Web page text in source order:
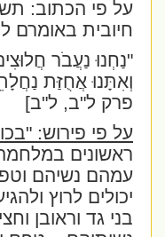
על פי הכתוב:
חיובית באומרם
"נַחְנוּ נַעֲבֹר
וְאִתָּנוּ אֲחֻזַּת
פרק ל"ב, ל"ב]
על פי פירוש:
ראשונים
עמהם נשיהם וטפם
יכולים לרוץ
בני גד וראובן